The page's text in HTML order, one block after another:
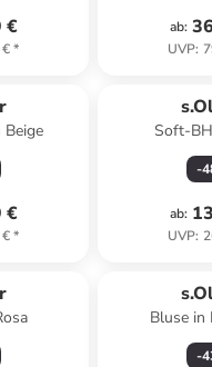
€
*
ab:
UVP:
Beige
€
*
Soft-
-
ab:
UVP:
Bluse in
-